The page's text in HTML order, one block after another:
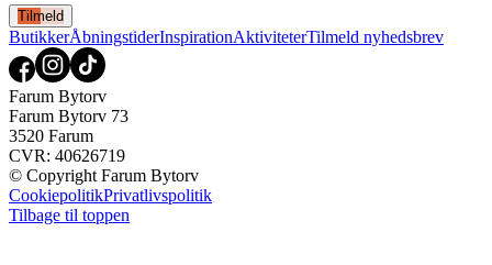
Tilmeld
ButikkerÅbningstiderInspirationAktiviteterTilmeld nyhedsbrev
Farum Bytorv
Farum Bytorv 73
3520 Farum
CVR: 40626719
© Copyright Farum Bytorv
CookiepolitikPrivatlivspolitik
Tilbage til toppen